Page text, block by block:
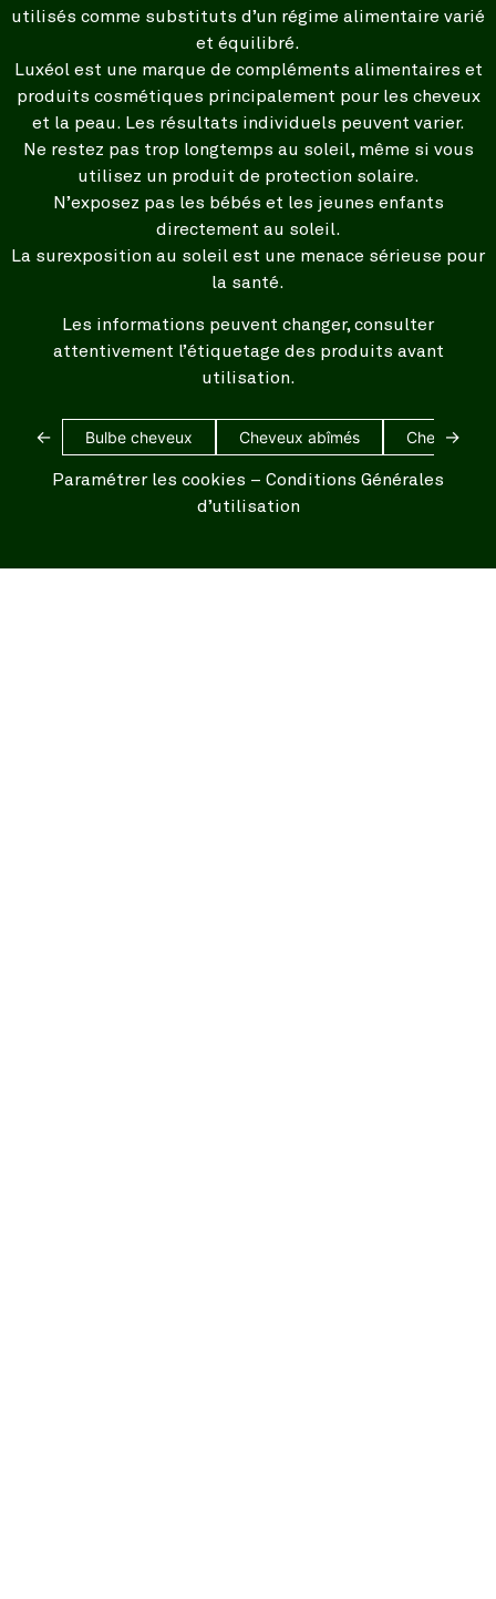
utilisés comme substituts d’un régime alimentaire varié
et équilibré.
Luxéol est une marque de compléments alimentaires et
produits cosmétiques principalement pour les cheveux
et la peau. Les résultats individuels peuvent varier.
Ne restez pas trop longtemps au soleil, même si vous
utilisez un produit de protection solaire.
N’exposez pas les bébés et les jeunes enfants
directement au soleil.
La surexposition au soleil est une menace sérieuse pour
la santé.
Les informations peuvent changer, consulter
attentivement l’étiquetage des produits avant
utilisation.
← Bulbe cheveux Cheveux abîmés Cheveux
→
Paramétrer les cookies – Conditions Générales
d’utilisation